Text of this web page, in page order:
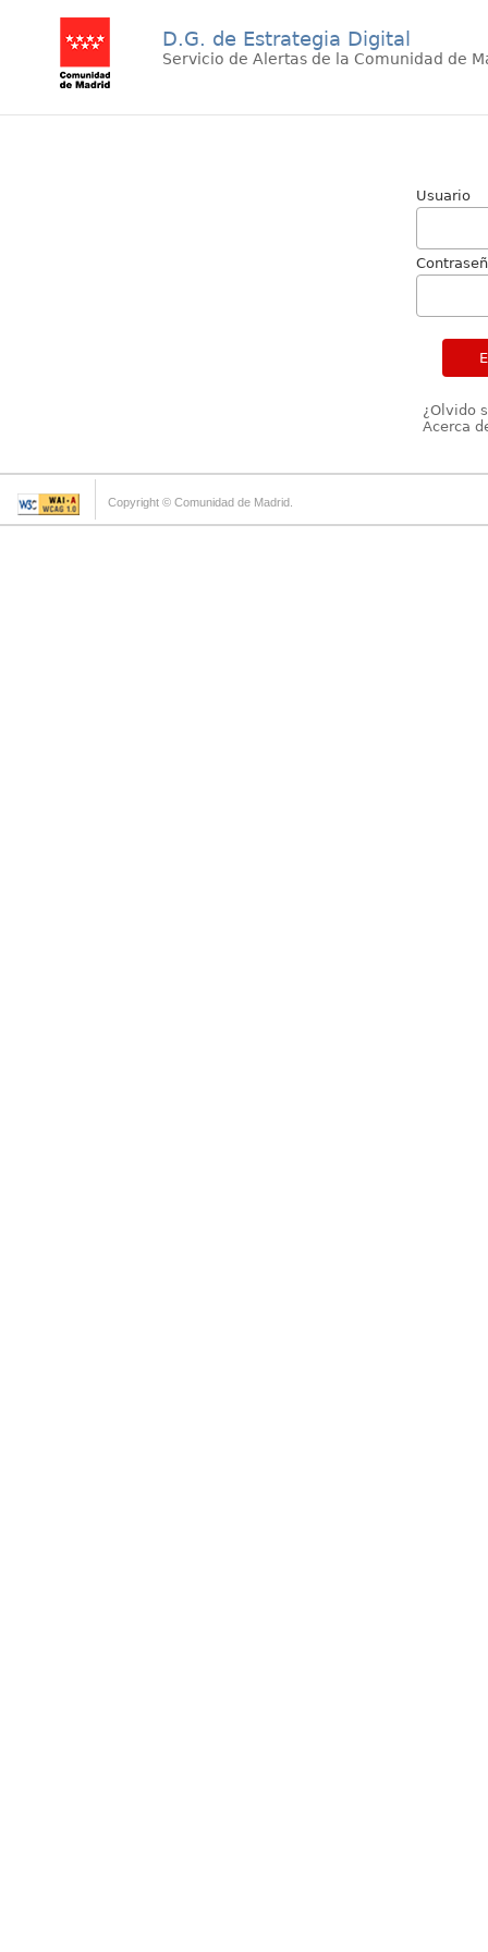
D.G. de Estrategia Digital
Servicio de Alertas de la Comunidad de
Usuario
¿Olvido
Acerca
Copyright © Comunidad de Madrid.